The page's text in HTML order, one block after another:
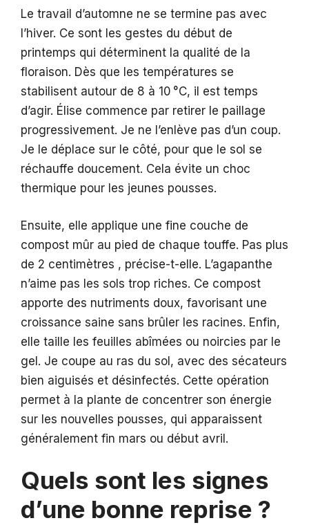
Le travail d’automne ne se termine pas avec
l’hiver. Ce sont les gestes du début de
printemps qui déterminent la qualité de la
floraison. Dès que les températures se
stabilisent autour de 8 à 10 °C, il est temps
d’agir. Élise commence par retirer le paillage
progressivement. Je ne l’enlève pas d’un coup.
Je le déplace sur le côté, pour que le sol se
réchauffe doucement. Cela évite un choc
thermique pour les jeunes pousses.
Ensuite, elle applique une fine couche de
compost mûr au pied de chaque touffe. Pas plus
de 2 centimètres , précise-t-elle. L’agapanthe
n’aime pas les sols trop riches. Ce compost
apporte des nutriments doux, favorisant une
croissance saine sans brûler les racines. Enfin,
elle taille les feuilles abîmées ou noircies par le
gel. Je coupe au ras du sol, avec des sécateurs
bien aiguisés et désinfectés. Cette opération
permet à la plante de concentrer son énergie
sur les nouvelles pousses, qui apparaissent
généralement fin mars ou début avril.
Quels sont les signes
d’une bonne reprise ?